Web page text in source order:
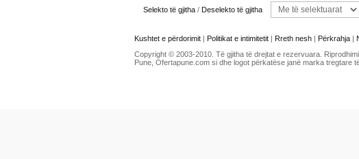
Selekto të gjitha / Deselekto të gjitha
Kushtet e përdorimit | Politikat e intimitetit | Rreth nesh | Përkrahja |
Copyright © 2003-2010. Të gjitha të drejtat e rezervuara.
Pune, Ofertapune.com si dhe logot përkatëse janë marka tregtare